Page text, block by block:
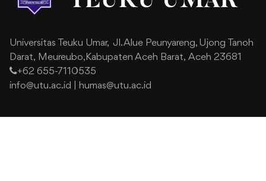
Universitas Teuku Umar, Jl. Alue Peunyareng, Ujong Tanoh
Darat, Meureubo,Kabupaten Aceh Barat, Aceh 23681
+62 655-7110535
info@utu.ac.id
humas@utu.ac.id